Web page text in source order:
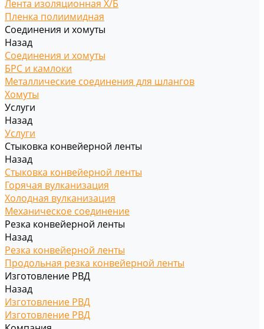
Лента изоляционная Х/Б
Пленка полиимидная
Соединения и хомуты
Назад
Соединения и хомуты
БРС и камлоки
Металлические соединения для шлангов
Хомуты
Услуги
Назад
Услуги
Стыковка конвейерной ленты
Назад
Стыковка конвейерной ленты
Горячая вулканизация
Холодная вулканизация
Механическое соединение
Резка конвейерной ленты
Назад
Резка конвейерной ленты
Продольная резка конвейерной ленты
Изготовление РВД
Назад
Изготовление РВД
Изготовление РВД